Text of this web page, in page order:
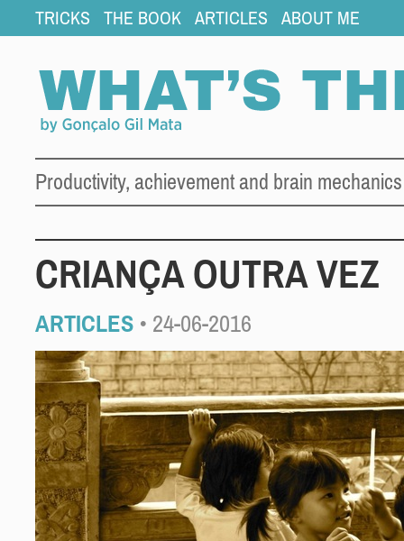
TRICKS THE BOOK ARTICLES ABOUT ME
Productivity, achievement and brain mechanics
CRIANÇA OUTRA VEZ
ARTICLES • 24-06-2016